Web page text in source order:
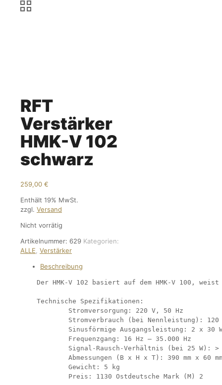
RFT
Verstärker
HMK-V 102
schwarz
259,00 €
Enthält 19% MwSt.
zzgl. Versand
Nicht vorrätig
Artikelnummer: 629 Kategorien:
ALLE Verstärker
Beschreibung
Der HMK-V 102 basiert auf dem HMK-V 100,
Technische Spezifikationen:
        Stromversorgung: 220 V, 50 Hz
Stromverbrauch (bei Nennleistung): 120
Sinusförmige Ausgangsleistung: 2 x 30
        Frequenzgang: 16 Hz – 35.000 Hz
Signal-Rausch-Verhältnis (bei 25 W): >
Abmessungen (B x H x T): 390 mm x 60
        Gewicht: 5 kg
        Preis: 1130 Ostdeutsche Mark (M) 2